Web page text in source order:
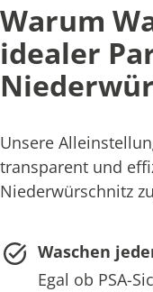
Warum
idealer
Unsere
transparent und
Niederwürschnitz
Waschen
Egal ob PSA-